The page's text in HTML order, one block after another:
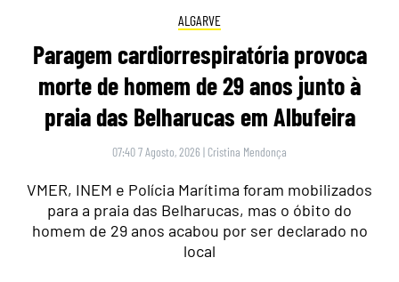
ALGARVE
Paragem cardiorrespiratória provoca
morte de homem de 29 anos junto à
praia das Belharucas em Albufeira
07:40 7 Agosto, 2026 | Cristina Mendonça
VMER, INEM e Polícia Marítima foram mobilizados
para a praia das Belharucas, mas o óbito do
homem de 29 anos acabou por ser declarado no
local